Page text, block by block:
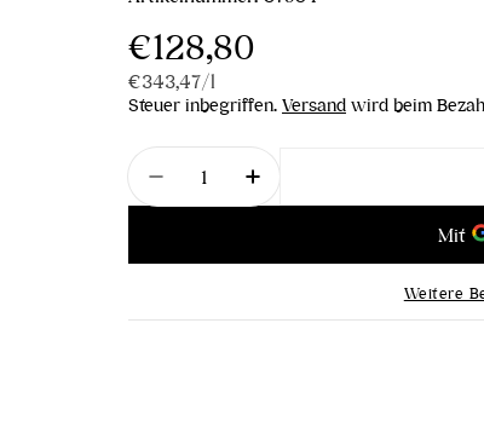
Regulärer
Preis
€128,80
Stückpreis
€343,47/pro
l
Steuer inbegriffen. Versand wird beim
Menge
Menge für Château Cos
Menge für Château
Weitere